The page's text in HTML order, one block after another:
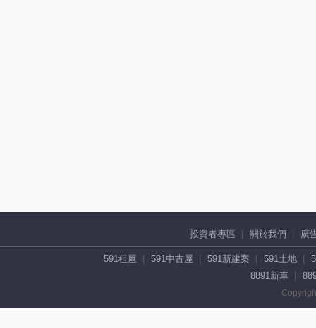
投資者專區 關於我們 廣
591租屋 591中古屋 591新建案 591土地
8891新車